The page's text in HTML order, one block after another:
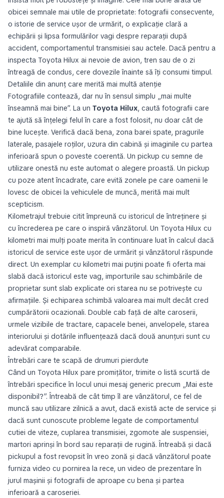
obicei semnale mai utile de proprietate: fotografii consecvente,
o istorie de service ușor de urmărit, o explicație clară a
echipării și lipsa formulărilor vagi despre reparații după
accident, comportamentul transmisiei sau actele. Dacă pentru a
inspecta Toyota Hilux ai nevoie de avion, tren sau de o zi
întreagă de condus, cere dovezile înainte să îți consumi timpul.
Detaliile din anunț care merită mai multă atenție
Fotografiile contează, dar nu în sensul simplu „mai multe
înseamnă mai bine”. La un Toyota Hilux, caută fotografii care
te ajută să înțelegi felul în care a fost folosit, nu doar cât de
bine lucește. Verifică dacă bena, zona barei spate, pragurile
laterale, pasajele roților, uzura din cabină și imaginile cu partea
inferioară spun o poveste coerentă. Un pickup cu semne de
utilizare onestă nu este automat o alegere proastă. Un pickup
cu poze atent încadrate, care evită zonele pe care oamenii le
lovesc de obicei la vehiculele de muncă, merită mai mult
scepticism.
Kilometrajul trebuie citit împreună cu istoricul de întreținere și
cu încrederea pe care o inspiră vânzătorul. Un Toyota Hilux cu
kilometri mai mulți poate merita în continuare luat în calcul dacă
istoricul de service este ușor de urmărit și vânzătorul răspunde
direct. Un exemplar cu kilometri mai puțini poate fi oferta mai
slabă dacă istoricul este vag, importurile sau schimbările de
proprietar sunt slab explicate ori starea nu se potrivește cu
afirmațiile. Și echiparea schimbă valoarea mai mult decât cred
cumpărătorii ocazionali. Double cab față de alte caroserii,
urmele vizibile de tractare, capacele benei, anvelopele, starea
interiorului și dotările influențează dacă două anunțuri sunt cu
adevărat comparabile.
Întrebări care te scapă de drumuri pierdute
Când un Toyota Hilux pare promițător, trimite o listă scurtă de
întrebări specifice în locul unui mesaj generic precum „Mai este
disponibil?”. Întreabă de cât timp îl are vânzătorul, ce fel de
muncă sau utilizare zilnică a avut, dacă există acte de service și
dacă sunt cunoscute probleme legate de comportamentul
cutiei de viteze, cuplarea transmisiei, zgomote ale suspensiei,
martori aprinși în bord sau reparații de rugină. Întreabă și dacă
pickupul a fost revopsit în vreo zonă și dacă vânzătorul poate
furniza video cu pornirea la rece, un video de prezentare în
jurul mașinii și fotografii de aproape cu bena și partea
inferioară a caroseriei.